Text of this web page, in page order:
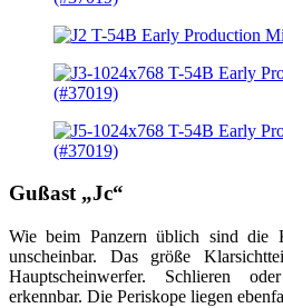
Gußast „Jc“
Wie beim Panzern üblich sind die
unscheinbar. Das größe
Hauptscheinwerfer. Schlieren
erkennbar. Die Periskope liegen